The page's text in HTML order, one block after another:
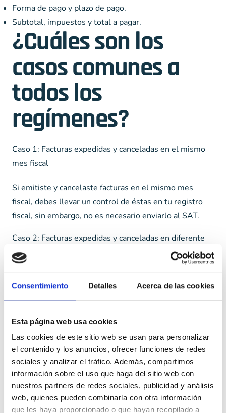
Consentimiento Detalles Acerca de las cookies
Esta página web usa cookies
Las cookies de este sitio web se usan para personalizar
el contenido y los anuncios, ofrecer funciones de redes
sociales y analizar el tráfico. Además, compartimos
información sobre el uso que haga del sitio web con
nuestros partners de redes sociales, publicidad y análisis
web, quienes pueden combinarla con otra información
que les haya proporcionado o que hayan recopilado a
Forma de pago y plazo de pago.
Subtotal, impuestos y total a pagar.
¿Cuáles son los
casos comunes a
todos los
regímenes?
Caso 1: Facturas expedidas y canceladas en el mismo
mes fiscal
Si emitiste y cancelaste facturas en el mismo mes
fiscal, debes llevar un control de éstas en tu registro
fiscal, sin embargo, no es necesario enviarlo al SAT.
Caso 2: Facturas expedidas y canceladas en diferente
mes fiscal
mes diferente al de su expedición, deberás incluirla en
Caso 3: Facturas no cobradas
Debes incluir todas las facturas emitidas en el registro
de cuentas por cobrar, aun cuando no las hayas
recibido. Si después de 12 meses no puedes recuperar
el cobro de la factura, podrás solicitar una deducción
fiscal.